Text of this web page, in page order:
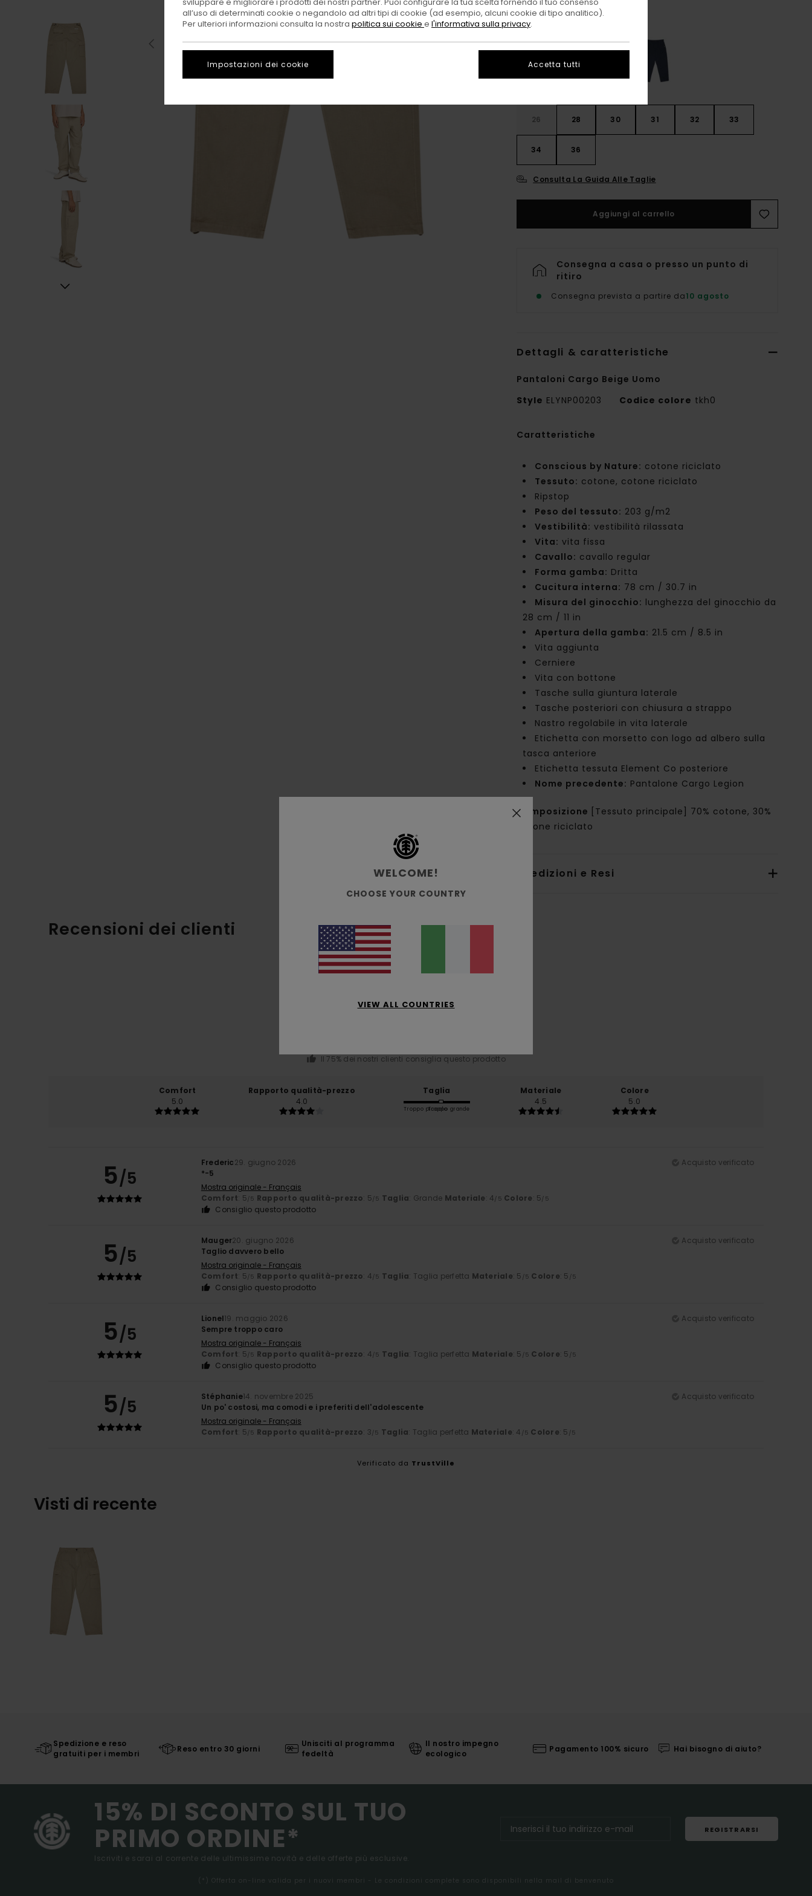
Aluminum
26 28 30 31 32 33
34 36
Consulta La Guida Alle Taglie
Aggiungi al carrello
Consegna a casa o presso un punto di
ritiro
Consegna prevista a partire da10 agosto
Dettagli & caratteristiche
Pantaloni Cargo Beige Uomo
Style ELYNP00203 Codice colore tkh0
Caratteristiche
Conscious by Nature: cotone riciclato
Tessuto: cotone, cotone riciclato
Ripstop
Peso del tessuto: 203 g/m2
Vestibilità: vestibilità rilassata
Vita: vita fissa
Cavallo: cavallo regular
Forma gamba: Dritta
Cucitura interna: 78 cm / 30.7 in
Misura del ginocchio: lunghezza del ginocchio da
28 cm / 11 in
Apertura della gamba: 21.5 cm / 8.5 in
Vita aggiunta
Cerniere
Vita con bottone
Tasche sulla giuntura laterale
Tasche posteriori con chiusura a strappo
Nastro regolabile in vita laterale
Etichetta con morsetto con logo ad albero sulla
tasca anteriore
Etichetta tessuta Element Co posteriore
Nome precedente: Pantalone Cargo Legion
Composizione
[Tessuto principale] 70% cotone, 30%
cotone riciclato
Spedizioni e Resi
Recensioni dei clienti
Punteggio medio
5.0/5
Il 75% dei nostri clienti consiglia questo prodotto
Comfort
5.0
Rapporto qualità-prezzo
4.0
Taglia
Troppo piccoloTroppo grande
Materiale
4.5
Colore
5.0
5/5
Frederic29. giugno 2026
Acquisto verificato
*-5
Mostra originale - Français
Comfort: 5/5 Rapporto qualità-prezzo: 5/5 Taglia: Grande Materiale: 4/5 Colore: 5/5
Consiglio questo prodotto
5/5
Mauger20. giugno 2026
Acquisto verificato
Taglio davvero bello
Mostra originale - Français
Comfort: 5/5 Rapporto qualità-prezzo: 4/5 Taglia: Taglia perfetta Materiale: 5 /5 Colore: 5 /5
Consiglio questo prodotto
5/5
Lionel19. maggio 2026
Acquisto verificato
Sempre troppo caro
Mostra originale - Français
Comfort: 5/5 Rapporto qualità-prezzo: 4/5 Taglia: Taglia perfetta Materiale: 5 /5 Colore: 5 /5
Consiglio questo prodotto
5/5 Stéphanie14. novembre 2025
Acquisto verificato
Un po' costosi, ma comodi e i preferiti dell'adolescente
Mostra originale - Français
Comfort: 5/5 Rapporto qualità-prezzo: 3/5 Taglia: Taglia perfetta Materiale: 4 /5 Colore: 5 /5
Verificato da TrustVille
Visti di recente
Spedizione e reso
gratuiti per i membri
Reso entro 30 giorni
Unisciti al programma
fedeltà
Il nostro impegno
ecologico
Pagamento 100% sicuro Hai bisogno di aiuto?
15% DI SCONTO SUL TUO
PRIMO ORDINE*
Iscriviti e sarai al corrente delle ultimissime novità e delle offerte più esclusive.
REGISTRARSI
(*) Offerta on-line valida per i nuovi membri - Le condizioni complete sono disponibili nella mail di benvenuto
WELCOME!
CHOOSE YOUR COUNTRY
VIEW ALL COUNTRIES
all’uso di determinati cookie o negandolo ad altri tipi di cookie (ad esempio, alcuni cookie di tipo analitico).
Per ulteriori informazioni consulta la nostra politica sui cookie e l'informativa sulla privacy.
Impostazioni dei cookie Accetta tutti